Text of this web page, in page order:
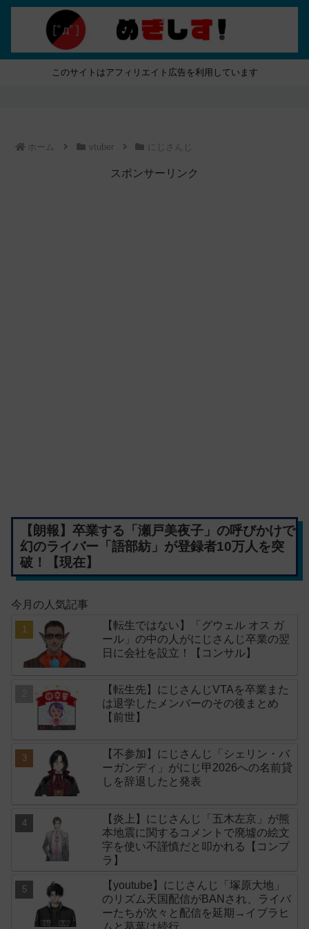
このサイトはアフィリエイト広告を利用しています
ホーム vtuber にじさんじ
スポンサーリンク
【朗報】卒業する「瀬戸美夜子」の呼びかけで
幻のライバー「語部紡」が登録者10万人を突
破！【現在】
今月の人気記事
【転生ではない】「グウェル オス ガ
ール」の中の人がにじさんじ卒業の翌
日に会社を設立！【コンサル】
【転生先】にじさんじVTAを卒業また
は退学したメンバーのその後まとめ
【前世】
【不参加】にじさんじ「シェリン・バ
ーガンディ」がにじ甲2026への名前貸
しを辞退したと発表
【炎上】にじさんじ「五木左京」が熊
本地震に関するコメントで廃墟の絵文
字を使い不謹慎だと叩かれる【コンプ
ラ】
【youtube】にじさんじ「塚原大地」
のリズム天国配信がBANされ、ライバ
ーたちが次々と配信を延期→イブラヒ
ムと葛葉は続行